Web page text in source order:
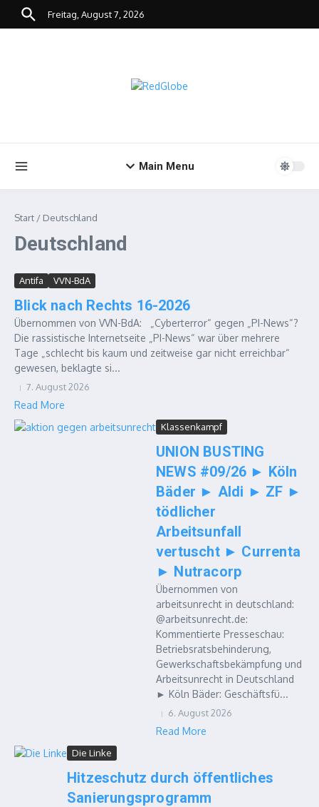
Zum Inhalt springen
Freitag, August 7, 2026
Main Menu
Start / Deutschland
Deutschland
Antifa VVN-BdA
Blick nach Rechts 16-2026
Übernommen von VVN-BdA: „Cyberterror“ gegen „PI-News“?
Die rassistische Internetseite „PI-News“ war über mehrere
Tage „schlecht bis kaum und zeitweise gar nicht erreichbar“
gewesen, beklagte si...
7. August 2026
Read More
Klassenkampf
UNION BUSTING
NEWS #09/26 ► Köln
Bäder ► Aldi ► ZF ►
tödlicher
Arbeitsunfall
vertuscht ► Currenta
► Nutracorp
Übernommen von
arbeitsunrecht in deutschland:
@arbeitsunrecht.de:
Kommentierte Presseschau:
Betriebsratsbehinderung,
Gewerkschaftsbekämpfung und
Arbeitsunrecht in Deutschland
► Köln Bäder: Geschäftsfü...
6. August 2026
Read More
Die Linke
Hitzeschutz durch öffentliches
Sanierungsprogramm